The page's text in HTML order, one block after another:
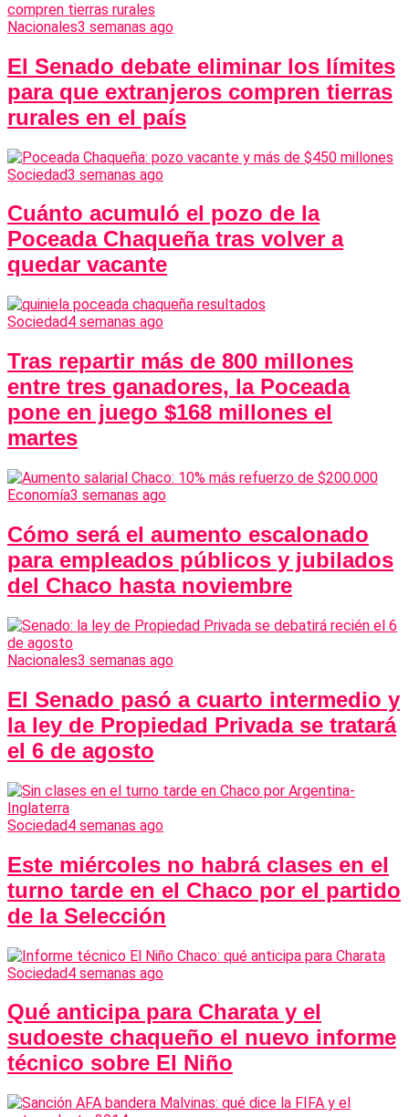
Nacionales3 semanas ago
El Senado debate eliminar los límites
para que extranjeros compren tierras
rurales en el país
Sociedad3 semanas ago
Cuánto acumuló el pozo de la
Poceada Chaqueña tras volver a
quedar vacante
Sociedad4 semanas ago
Tras repartir más de 800 millones
entre tres ganadores, la Poceada
pone en juego $168 millones el
martes
Economía3 semanas ago
Cómo será el aumento escalonado
para empleados públicos y jubilados
del Chaco hasta noviembre
Nacionales3 semanas ago
El Senado pasó a cuarto intermedio y
la ley de Propiedad Privada se tratará
el 6 de agosto
Sociedad4 semanas ago
Este miércoles no habrá clases en el
turno tarde en el Chaco por el partido
de la Selección
Sociedad4 semanas ago
Qué anticipa para Charata y el
sudoeste chaqueño el nuevo informe
técnico sobre El Niño